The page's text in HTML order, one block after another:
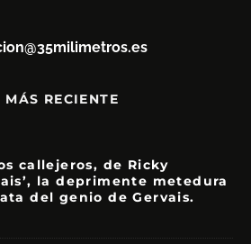
MÁS RECIENTE
callejeros, de Ricky
la deprimente metedura
del genio de Gervais.